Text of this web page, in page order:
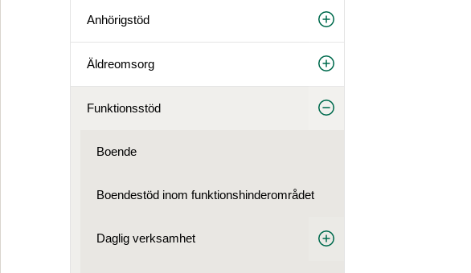
Anhörigstöd
Äldreomsorg
Funktionsstöd
Boende
Boendestöd inom funktions­hinder­området
Daglig verksamhet